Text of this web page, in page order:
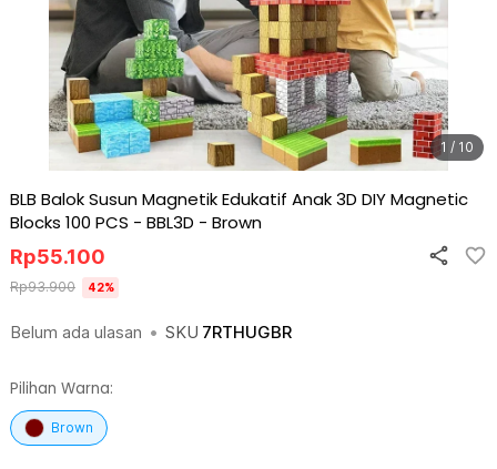
1 / 10
BLB Balok Susun Magnetik Edukatif Anak 3D DIY Magnetic
Blocks 100 PCS - BBL3D - Brown
Belum ada ulasan • SKU 7RTHUGBR
Rp55.100
Rp93.900 42%
Pilihan Warna:
Brown